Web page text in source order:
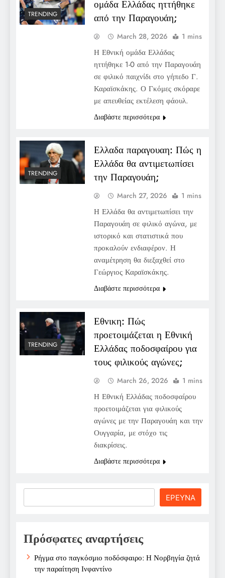
TRENDING
ομάδα Ελλάδας ηττήθηκε
από την Παραγουάη;
March 28, 2026 1 mins
Η Εθνική ομάδα Ελλάδας
ηττήθηκε 1-0 από την Παραγουάη
σε φιλικό παιχνίδι στο γήπεδο Γ.
Καραϊσκάκης. Ο Γκόμες σκόραρε
με απευθείας εκτέλεση φάουλ.
Διαβάστε περισσότερα
TRENDING
Ελλαδα παραγουαη: Πώς η
Ελλάδα θα αντιμετωπίσει
την Παραγουάη;
March 27, 2026 1 mins
Η Ελλάδα θα αντιμετωπίσει την
Παραγουάη σε φιλικό αγώνα, με
ιστορικό και στατιστικά που
προκαλούν ενδιαφέρον. Η
αναμέτρηση θα διεξαχθεί στο
Γεώργιος Καραϊσκάκης.
Διαβάστε περισσότερα
TRENDING
Εθνικη: Πώς
προετοιμάζεται η Εθνική
Ελλάδας ποδοσφαίρου για
τους φιλικούς αγώνες;
March 26, 2026 1 mins
Η Εθνική Ελλάδας ποδοσφαίρου
προετοιμάζεται για φιλικούς
αγώνες με την Παραγουάη και την
Ουγγαρία, με στόχο τις
διακρίσεις.
Διαβάστε περισσότερα
ΕΡΕΥΝΑ
Πρόσφατες αναρτήσεις
Ρήγμα στο παγκόσμιο ποδόσφαιρο: Η Νορβηγία ζητά
την παραίτηση Ινφαντίνο